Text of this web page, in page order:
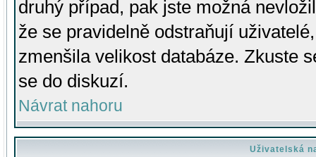
druhý případ, pak jste možná
že se pravidelně odstraňují
zmenšila velikost databáze. Zkuste
se do diskuzí.
Návrat nahoru
Uživatelská